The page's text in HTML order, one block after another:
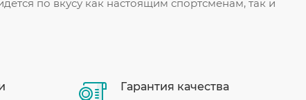
по вкусу как настоящим спортсменам, так и
Гарантия качества